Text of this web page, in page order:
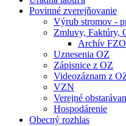
Povinné zverejňovanie
Výrub stromov -
Zmluvy, Faktúry,
Archív
Uznesenia OZ
Zápisnice z OZ
Videozáznam z
VZN
Verejné
Hospodárenie
Obecný rozhlas